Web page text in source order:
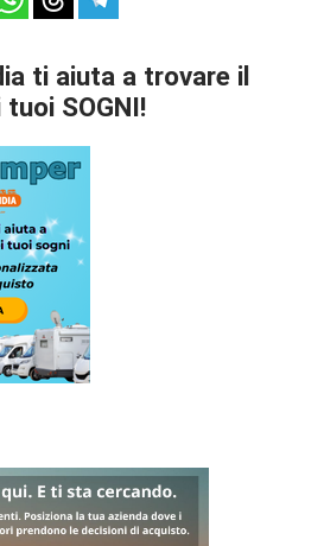
ti aiuta a trovare il
tuoi SOGNI!